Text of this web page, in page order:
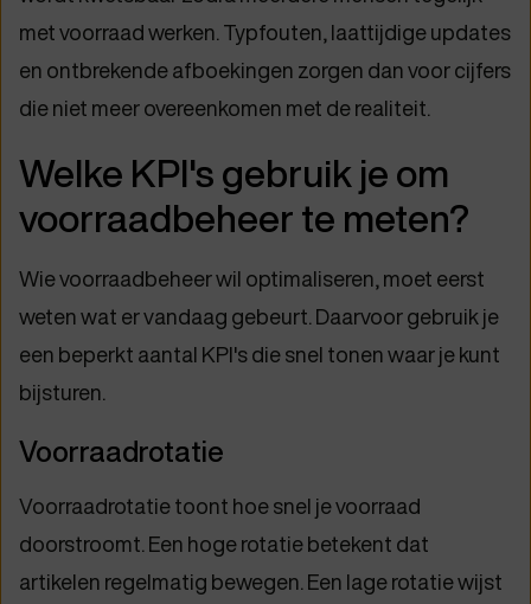
met voorraad werken. Typfouten, laattijdige updates
en ontbrekende afboekingen zorgen dan voor cijfers
die niet meer overeenkomen met de realiteit.
Welke KPI's gebruik je om
voorraadbeheer te meten?
Wie voorraadbeheer wil optimaliseren, moet eerst
weten wat er vandaag gebeurt. Daarvoor gebruik je
een beperkt aantal KPI's die snel tonen waar je kunt
bijsturen.
Voorraadrotatie
Voorraadrotatie toont hoe snel je voorraad
doorstroomt. Een hoge rotatie betekent dat
artikelen regelmatig bewegen. Een lage rotatie wijst